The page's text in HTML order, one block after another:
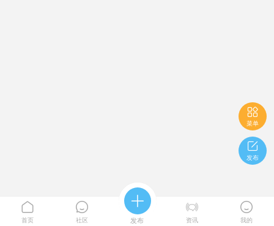

菜单

发布

首页

社区

发布

资讯

我的